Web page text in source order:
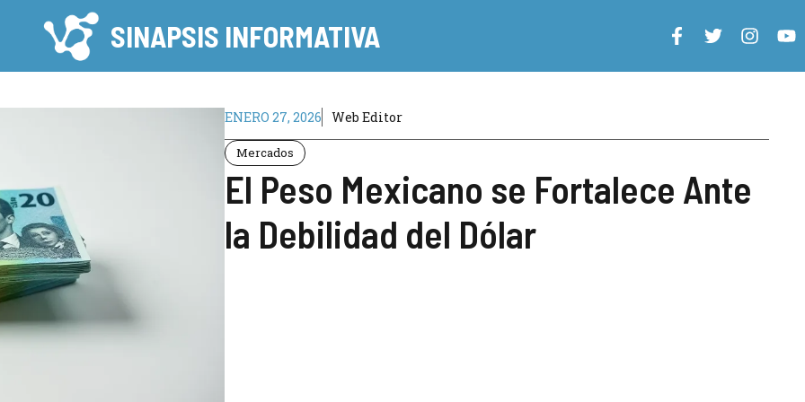
SINAPSIS INFORMATIVA
ENERO 27, 2026 Web Editor
Mercados
El Peso Mexicano se Fortalece Ante
la Debilidad del Dólar